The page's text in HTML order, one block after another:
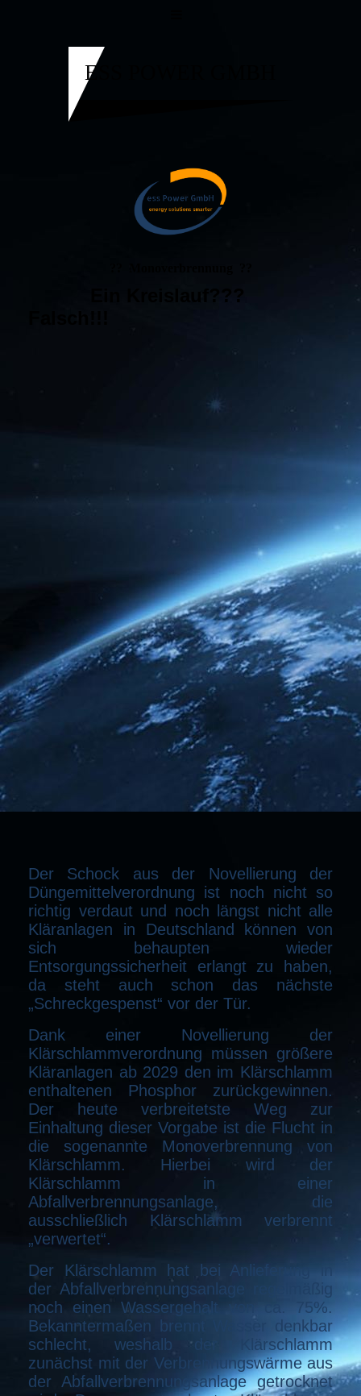
ESS POWER GMBH
Ein Kreislauf???
Der Schock aus der Novellierung der
Düngemittelverordnung ist noch nicht so
richtig verdaut und noch längst nicht alle
Kläranlagen in Deutschland können von
sich behaupten wieder
Entsorgungssicherheit erlangt zu haben,
da steht auch schon das nächste
„Schreckgespenst“ vor der Tür.
Dank einer Novellierung der
Klärschlammverordnung müssen größere
Kläranlagen ab 2029 den im Klärschlamm
enthaltenen Phosphor zurückgewinnen.
Der heute verbreitetste Weg zur
Einhaltung dieser Vorgabe ist die Flucht in
die sogenannte Monoverbrennung von
Klärschlamm. Hierbei wird der
Klärschlamm in einer
Abfallverbrennungsanlage, die
ausschließlich Klärschlamm verbrennt
„verwertet“.
Der Klärschlamm hat bei Anlieferung in
der Abfallverbrennungsanlage regelmäßig
noch einen Wassergehalt von ca. 75%.
Bekanntermaßen brennt Wasser denkbar
schlecht, weshalb der Klärschlamm
zunächst mit der Verbrennungswärme aus
der Abfallverbrennungsanlage getrocknet